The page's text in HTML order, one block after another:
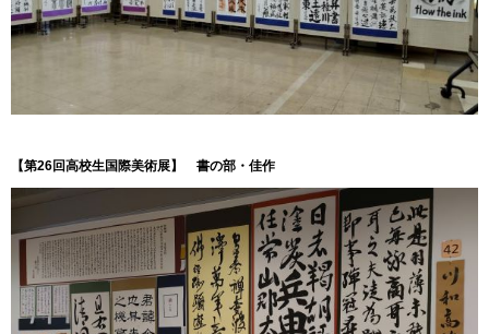
【第26回高校生国際美術展】 書の部・佳作